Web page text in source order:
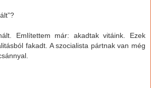
Említettem már: akadtak vitáink. Ezek
fakadt. A szocialista pártnak van még